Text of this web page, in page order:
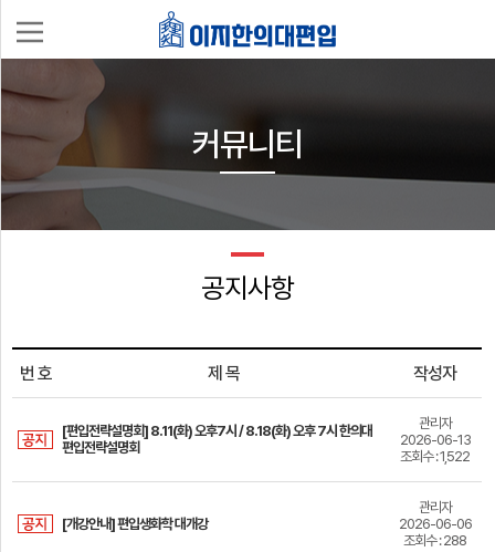
나
의
실
회
원
가
이
지
의
대
입
편
과
목
강
커뮤니티
공지사항
번 호 제 목 작성자
[편입전략설명회] 8.11(화) 오후7시 / 8.18(화) 오후 7시 한의대
편입전략설명회
관리자
2026-06-13
조회수 : 1,522
[개강안내] 편입생화학 대개강
관리자
2026-06-06
조회수 : 288